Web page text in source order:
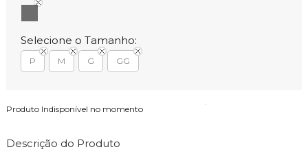
Selecione o Tamanho:
P M G GG
Produto Indisponível no momento
Descrição do Produto